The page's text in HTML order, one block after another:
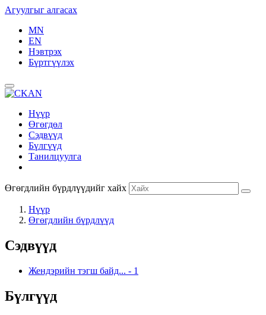
Агуулгыг алгасах
MN
EN
Нэвтрэх
Бүртгүүлэх
Нүүр
Өгөгдөл
Сэдвүүд
Бүлгүүд
Танилцуулга
Өгөгдлийн бүрдлүүдийг хайх
Нүүр
Өгөгдлийн бүрдлүүд
Сэдвүүд
Жендэрийн тэгш байд... - 1
Бүлгүүд